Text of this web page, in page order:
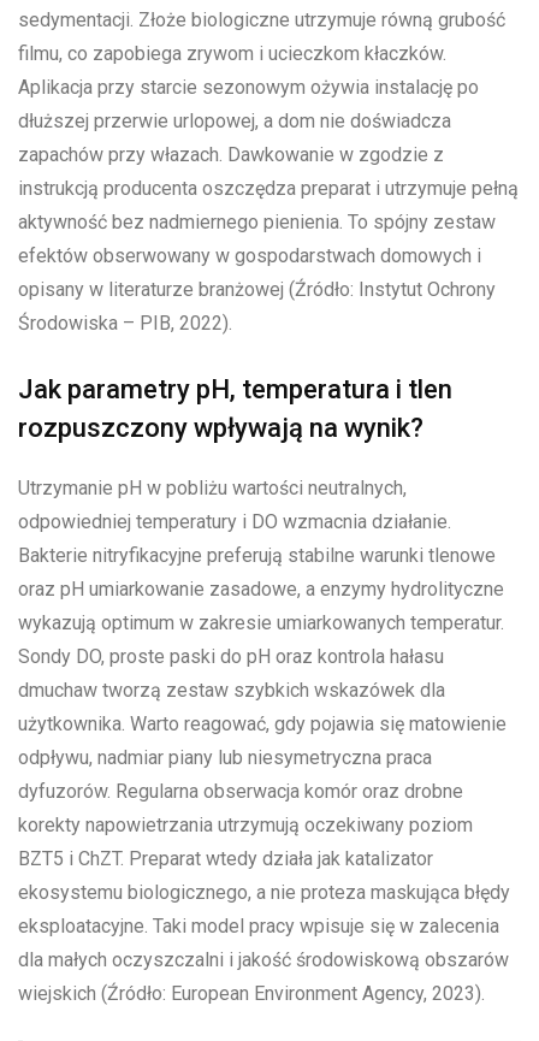
sedymentacji. Złoże biologiczne utrzymuje równą grubość
filmu, co zapobiega zrywom i ucieczkom kłaczków.
Aplikacja przy starcie sezonowym ożywia instalację po
dłuższej przerwie urlopowej, a dom nie doświadcza
zapachów przy włazach. Dawkowanie w zgodzie z
instrukcją producenta oszczędza preparat i utrzymuje pełną
aktywność bez nadmiernego pienienia. To spójny zestaw
efektów obserwowany w gospodarstwach domowych i
opisany w literaturze branżowej (Źródło: Instytut Ochrony
Środowiska – PIB, 2022).
Jak parametry pH, temperatura i tlen
rozpuszczony wpływają na wynik?
Utrzymanie pH w pobliżu wartości neutralnych,
odpowiedniej temperatury i DO wzmacnia działanie.
Bakterie nitryfikacyjne preferują stabilne warunki tlenowe
oraz pH umiarkowanie zasadowe, a enzymy hydrolityczne
wykazują optimum w zakresie umiarkowanych temperatur.
Sondy DO, proste paski do pH oraz kontrola hałasu
dmuchaw tworzą zestaw szybkich wskazówek dla
użytkownika. Warto reagować, gdy pojawia się matowienie
odpływu, nadmiar piany lub niesymetryczna praca
dyfuzorów. Regularna obserwacja komór oraz drobne
korekty napowietrzania utrzymują oczekiwany poziom
BZT5 i ChZT. Preparat wtedy działa jak katalizator
ekosystemu biologicznego, a nie proteza maskująca błędy
eksploatacyjne. Taki model pracy wpisuje się w zalecenia
dla małych oczyszczalni i jakość środowiskową obszarów
wiejskich (Źródło: European Environment Agency, 2023).